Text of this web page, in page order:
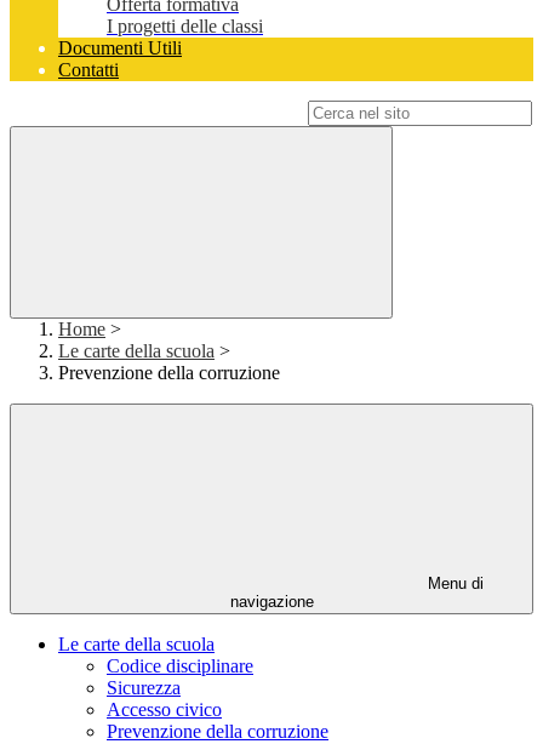
Offerta formativa
I progetti delle classi
Documenti Utili
Contatti
Home >
Le carte della scuola >
Prevenzione della corruzione
Menu di
navigazione
Le carte della scuola
Codice disciplinare
Sicurezza
Accesso civico
Prevenzione della corruzione